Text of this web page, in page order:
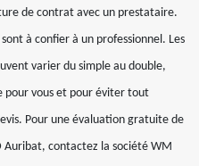
de contrat avec un prestataire.
à confier à un professionnel. Les
varier du simple au double,
pour vous et pour éviter tout
Pour une évaluation gratuite de
Auribat, contactez la société WM